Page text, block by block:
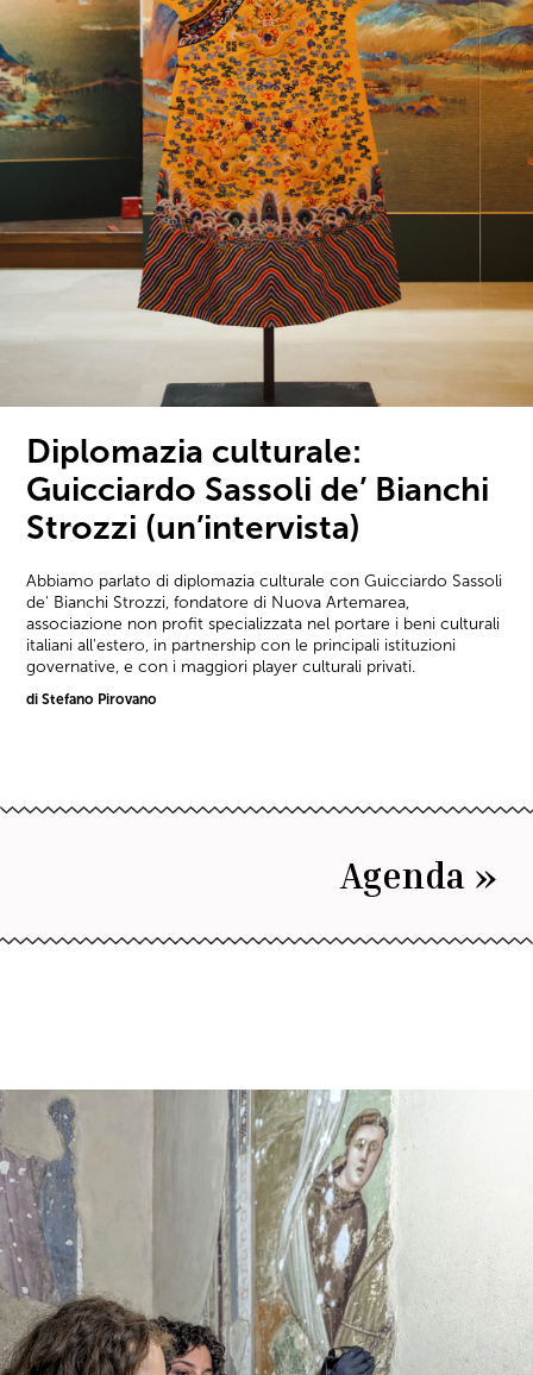
Diplomazia culturale:
Guicciardo Sassoli de’ Bianchi
Strozzi (un’intervista)
Abbiamo parlato di diplomazia culturale con Guicciardo Sassoli
de' Bianchi Strozzi, fondatore di Nuova Artemarea,
associazione non profit specializzata nel portare i beni culturali
italiani all'estero, in partnership con le principali istituzioni
governative, e con i maggiori player culturali privati.
di Stefano Pirovano
Agenda »